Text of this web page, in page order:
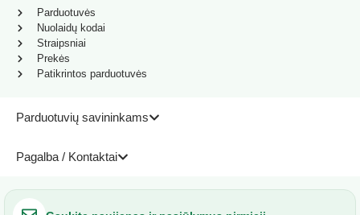
Parduotuvių savininkams
Pagalba / Kontaktai
Parduotuvės
Nuolaidų kodai
Straipsniai
Prekės
Patikrintos parduotuvės